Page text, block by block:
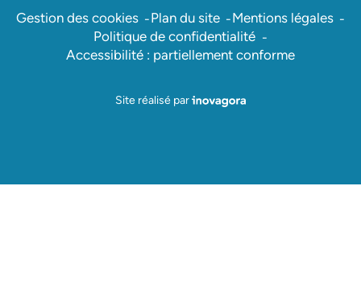
Gestion des cookies Plan du site
Mentions légales
Politique de confidentialité
Accessibilité : partiellement conforme
Site réalisé parInovagora (ouverture dans un